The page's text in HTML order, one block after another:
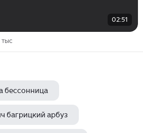
02:51
тыс
бессонница
багрицкий арбуз